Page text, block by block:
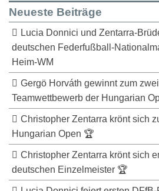
Neueste Beiträge
Lucia Donnici und Zentarra-
deutschen Federfußball-
Heim-WM
Gergö Horváth gewinnt zum
Teamwettbewerb der Hungarian
Christopher Zentarra krönt sich
Hungarian Open 🏆
Christopher Zentarra krönt sich
deutschen Einzelmeister 🏆